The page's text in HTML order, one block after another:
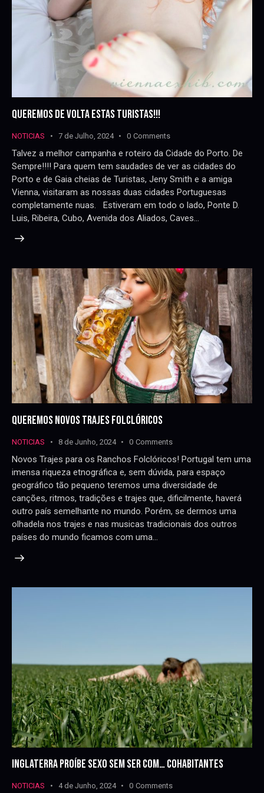
QUEREMOS DE VOLTA ESTAS TURISTAS!!!
NOTICIAS 7 de Julho, 2024 0 Comments
Talvez a melhor campanha e roteiro da Cidade do Porto. De
Sempre!!!! Para quem tem saudades de ver as cidades do
Porto e de Gaia cheias de Turistas, Jeny Smith e a amiga
Vienna, visitaram as nossas duas cidades Portuguesas
completamente nuas. Estiveram em todo o lado, Ponte D.
Luis, Ribeira, Cubo, Avenida dos Aliados, Caves…
QUEREMOS NOVOS TRAJES FOLCLÓRICOS
NOTICIAS 8 de Junho, 2024 0 Comments
Novos Trajes para os Ranchos Folclóricos! Portugal tem uma
imensa riqueza etnográfica e, sem dúvida, para espaço
geográfico tão pequeno teremos uma diversidade de
canções, ritmos, tradições e trajes que, dificilmente, haverá
outro país semelhante no mundo. Porém, se dermos uma
olhadela nos trajes e nas musicas tradicionais dos outros
países do mundo ficamos com uma…
INGLATERRA PROÍBE SEXO SEM SER COM… COHABITANTES
NOTICIAS 4 de Junho, 2024 0 Comments